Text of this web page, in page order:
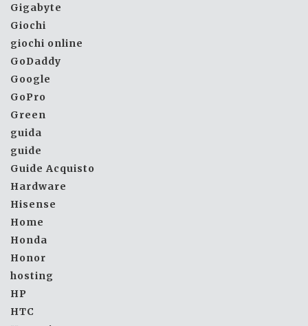
Gigabyte
Giochi
giochi online
GoDaddy
Google
GoPro
Green
guida
guide
Guide Acquisto
Hardware
Hisense
Home
Honda
Honor
hosting
HP
HTC